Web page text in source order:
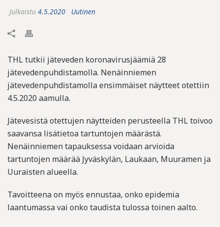
Julkaistu 4.5.2020 Uutinen
THL tutkii jäteveden koronavirusjäämiä 28
jätevedenpuhdistamolla. Nenäinniemen
jätevedenpuhdistamolla ensimmäiset näytteet otettiin
4.5.2020 aamulla.
Jätevesistä otettujen näytteiden perusteella THL toivoo
saavansa lisätietoa tartuntojen määrästä.
Nenäinniemen tapauksessa voidaan arvioida
tartuntojen määrää Jyväskylän, Laukaan, Muuramen ja
Uuraisten alueella.
Tavoitteena on myös ennustaa, onko epidemia
laantumassa vai onko taudista tulossa toinen aalto.